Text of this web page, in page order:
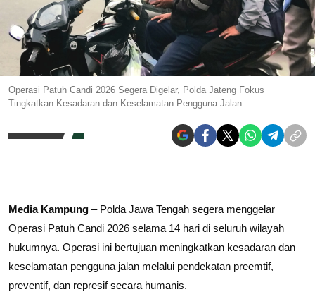
Operasi Patuh Candi 2026 Segera Digelar, Polda Jateng Fokus
Tingkatkan Kesadaran dan Keselamatan Pengguna Jalan
Media Kampung – Polda Jawa Tengah segera menggelar
Operasi Patuh Candi 2026 selama 14 hari di seluruh wilayah
hukumnya. Operasi ini bertujuan meningkatkan kesadaran dan
keselamatan pengguna jalan melalui pendekatan preemtif,
preventif, dan represif secara humanis.